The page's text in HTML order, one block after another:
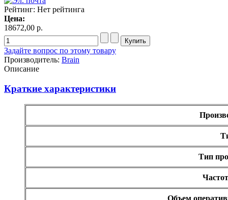
Nec
Nexus
Pcland-4u
Pegatron
Pixus
Pleomax
Pocketbook
Primepc(16)
Razer
Rim2000(2)
Solarwind(1)
Speed-link
Рейтинг: Нет рейтинга
Цена:
18672,00 р.
Задайте вопрос по этому товару
Производитель: Brain
Описание
Краткие характеристики
Тип
Объем